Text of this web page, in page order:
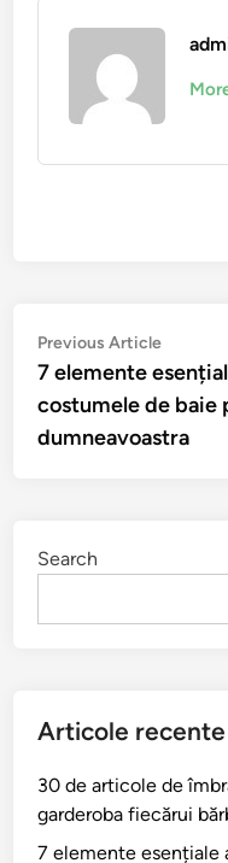
Post
navigation
Previous ArticlePrevious
article:
7 elemente
costumele de baie
dumneavoastra
Search
Articole recente
30 de articole de
garderoba fiecărui
7 elemente